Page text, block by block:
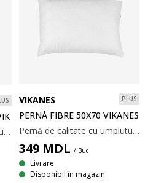
Perna de înaltă calitate, cu umplutură ușoară din fibră tubulară spirală din silicon. 50 × 70 cm
VIKANES PLUS
PERNĂ FIBRE 50X70 VIKANES
Pernă de calitate cu umplutură ușoară și aerisită din fibră goală spiralată, de poliester siliconizat, 600 g. Husă matlasată cu țesătură din 100% microfibră de poliester. Temperatură spălare: 60°C. 50x70 cm
349 MDL / Buc
Livrare
Disponibil în magazin